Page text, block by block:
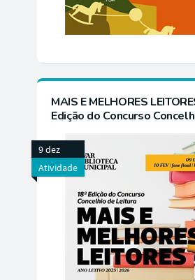
MAIS E MELHORES
Edição do Concurso
9 dez
Atividade